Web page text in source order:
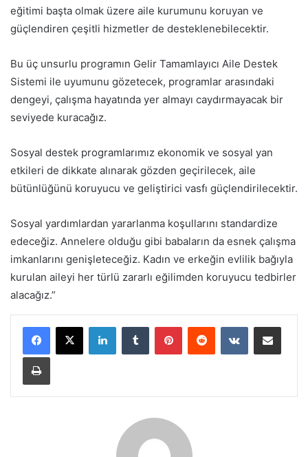
eğitimi başta olmak üzere aile kurumunu koruyan ve
güçlendiren çeşitli hizmetler de desteklenebilecektir.
Bu üç unsurlu programın Gelir Tamamlayıcı Aile Destek
Sistemi ile uyumunu gözetecek, programlar arasındaki
dengeyi, çalışma hayatında yer almayı caydırmayacak bir
seviyede kuracağız.
Sosyal destek programlarımız ekonomik ve sosyal yan
etkileri de dikkate alınarak gözden geçirilecek, aile
bütünlüğünü koruyucu ve geliştirici vasfı güçlendirilecektir.
Sosyal yardımlardan yararlanma koşullarını standardize
edeceğiz. Annelere olduğu gibi babaların da esnek çalışma
imkanlarını genişleteceğiz. Kadın ve erkeğin evlilik bağıyla
kurulan aileyi her türlü zararlı eğilimden koruyucu tedbirler
alacağız.”
LinkedInTumblr PinterestReddit VKontakteE-Posta ile paylaş
Yazdır